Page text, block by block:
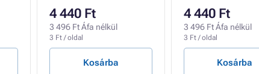
4 440 Ft
3 496 Ft Áfa nélkül
3 Ft / oldal
Kosárba
4 440 Ft
3 496 Ft Áfa nélkül
3 Ft / oldal
Kosárba